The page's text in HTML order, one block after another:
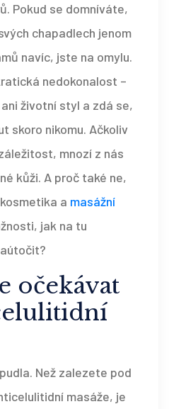
Pokud se domníváte,
chapadlech jenom
navíc, jste na omylu.
nedokonalost –
životní styl a zdá se,
skoro nikomu. Ačkoliv
mnozí z nás
kůži. A proč také ne,
a masážní
jak na tu
očekávat
Než zalezete pod
masáže, je